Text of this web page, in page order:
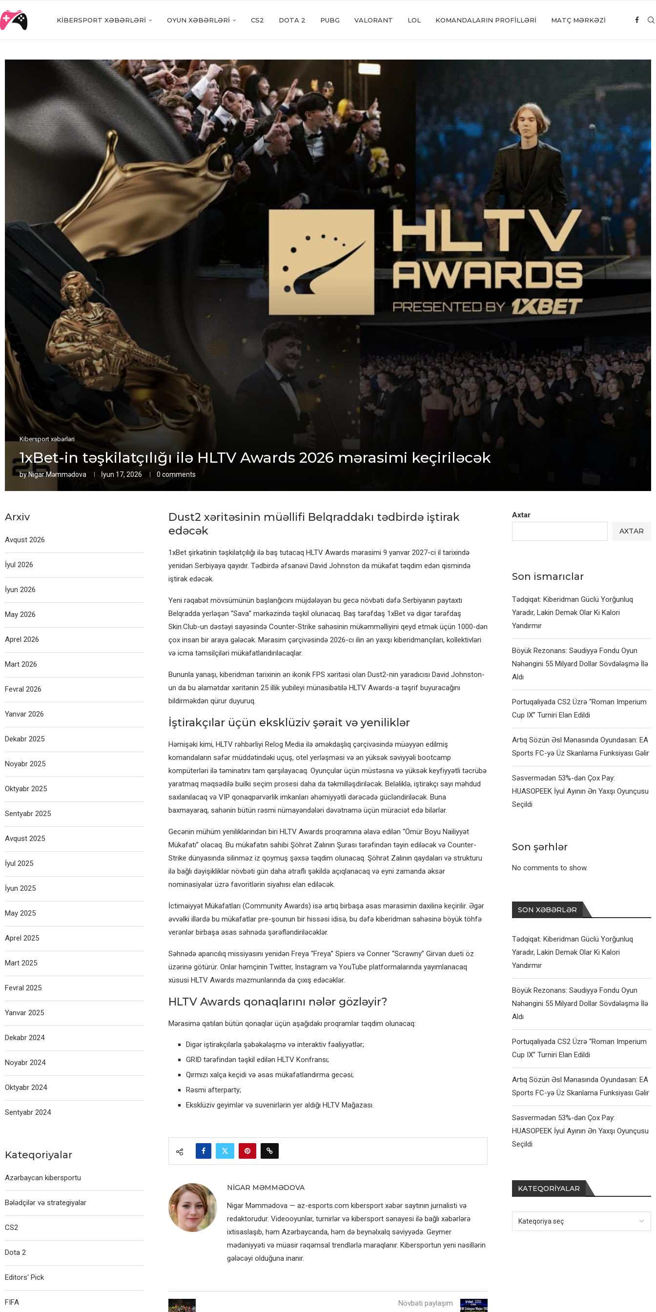
KIBERSPORT XƏBƏRLƏRI OYUN XƏBƏRLƏRI CS2 DOTA 2 PUBG VALORANT LOL KOMANDALARIN PROFILLƏRI MATÇ MƏRKƏZİ
Kibersport xəbərləri
1xBet-in təşkilatçılığı ilə HLTV Awards 2026 mərasimi keçiriləcək
byNigar Məmmədova İyun 17, 2026 0 comments
Dust2 xəritəsinin müəllifi Belqraddakı tədbirdə iştirak
edəcək
1xBet şirkətinin təşkilatçılığı ilə baş tutacaq HLTV Awards mərasimi 9 yanvar 2027-ci il tarixində
yenidən Serbiyaya qayıdır. Tədbirdə əfsanəvi David Johnston da mükafat təqdim edən qismində
iştirak edəcək.
Yeni rəqabət mövsümünün başlanğıcını müjdələyən bu gecə növbəti dəfə Serbiyanın paytaxtı
Belqradda yerləşən “Sava” mərkəzində təşkil olunacaq. Baş tərəfdaş 1xBet və digər tərəfdaş
Skin.Club-un dəstəyi sayəsində Counter-Strike sahəsinin mükəmməlliyini qeyd etmək üçün 1000-dən
çox insan bir araya gələcək. Mərasim çərçivəsində 2026-cı ilin ən yaxşı kiberidmançıları, kollektivləri
və icma təmsilçiləri mükafatlandırılacaqlar.
Bununla yanaşı, kiberidman tarixinin ən ikonik FPS xəritəsi olan Dust2-nin yaradıcısı David Johnston-
un da bu əlamətdar xəritənin 25 illik yubileyi münasibətilə HLTV Awards-a təşrif buyuracağını
bildirməkdən qürur duyuruq.
İştirakçılar üçün eksklüziv şərait və yeniliklər
Həmişəki kimi, HLTV rəhbərliyi Relog Media ilə əməkdaşlıq çərçivəsində müəyyən edilmiş
komandaların səfər müddətindəki uçuş, otel yerləşməsi və ən yüksək səviyyəli bootcamp
kompüterləri ilə təminatını tam qarşılayacaq. Oyunçular üçün müstəsna və yüksək keyfiyyətli təcrübə
yaratmaq məqsədilə builki seçim prosesi daha da təkmilləşdiriləcək. Beləliklə, iştirakçı sayı məhdud
saxlanılacaq və VIP qonaqpərvərlik imkanları əhəmiyyətli dərəcədə gücləndiriləcək. Buna
baxmayaraq, sahənin bütün rəsmi nümayəndələri dəvətnamə üçün müraciət edə bilərlər.
Gecənin mühüm yeniliklərindən biri HLTV Awards proqramına əlavə edilən “Ömür Boyu Nailiyyət
Mükafatı” olacaq. Bu mükafatın sahibi Şöhrət Zalının Şurası tərəfindən təyin ediləcək və Counter-
Strike dünyasında silinməz iz qoymuş şəxsə təqdim olunacaq. Şöhrət Zalının qaydaları və strukturu
ilə bağlı dəyişikliklər növbəti gün daha ətraflı şəkildə açıqlanacaq və eyni zamanda əksər
nominasiyalar üzrə favoritlərin siyahısı elan ediləcək.
İctimaiyyət Mükafatları (Community Awards) isə artıq birbaşa əsas mərasimin daxilinə keçirilir. Əgər
əvvəlki illərdə bu mükafatlar pre-şounun bir hissəsi idisə, bu dəfə kiberidman sahəsinə böyük töhfə
verənlər birbaşa əsas səhnədə şərəfləndiriləcəklər.
Səhnədə aparıcılıq missiyasını yenidən Freya “Freya” Spiers və Conner “Scrawny” Girvan dueti öz
üzərinə götürür. Onlar həmçinin Twitter, Instagram və YouTube platformalarında yayımlanacaq
xüsusi HLTV Awards məzmunlarında da çıxış edəcəklər.
HLTV Awards qonaqlarını nələr gözləyir?
Mərasimə qatılan bütün qonaqlar üçün aşağıdakı proqramlar təqdim olunacaq:
Digər iştirakçılarla şəbəkələşmə və interaktiv fəaliyyətlər;
GRID tərəfindən təşkil edilən HLTV Konfransı;
Qırmızı xalça keçidi və əsas mükafatlandırma gecəsi;
Rəsmi afterparty;
Eksklüziv geyimlər və suvenirlərin yer aldığı HLTV Mağazası.
NIGAR MƏMMƏDOVA
Nigar Məmmədova — az-esports.com kibersport xəbər saytının jurnalisti və
redaktorudur. Videooyunlar, turnirlər və kibersport sənayesi ilə bağlı xəbərlərə
ixtisaslaşıb, həm Azərbaycanda, həm də beynəlxalq səviyyədə. Geymer
mədəniyyəti və müasir rəqəmsal trendlərlə maraqlanır. Kibersportun yeni nəsillərin
gələcəyi olduğuna inanır.
Növbəti paylaşım
Axtar
AXTAR
Son ismarıclar
Tədqiqat: Kiberidman Güclü Yorğunluq
Yaradır, Lakin Demək Olar Ki Kalori
Yandırmır
Böyük Rezonans: Səudiyyə Fondu Oyun
Nəhəngini 55 Milyard Dollar Sövdələşmə İlə
Aldı
Portuqaliyada CS2 Üzrə “Roman Imperium
Cup IX” Turniri Elan Edildi
Artıq Sözün Əsl Mənasında Oyundasan: EA
Sports FC-yə Üz Skanlama Funksiyası Gəlir
Səsvermədən 53%-dən Çox Pay:
HUASOPEEK İyul Ayının Ən Yaxşı Oyunçusu
Seçildi
Son şərhlər
No comments to show.
SON XƏBƏRLƏR
Tədqiqat: Kiberidman Güclü Yorğunluq
Yaradır, Lakin Demək Olar Ki Kalori
Yandırmır
Böyük Rezonans: Səudiyyə Fondu Oyun
Nəhəngini 55 Milyard Dollar Sövdələşmə İlə
Aldı
Portuqaliyada CS2 Üzrə “Roman Imperium
Cup IX” Turniri Elan Edildi
Artıq Sözün Əsl Mənasında Oyundasan: EA
Sports FC-yə Üz Skanlama Funksiyası Gəlir
Səsvermədən 53%-dən Çox Pay:
HUASOPEEK İyul Ayının Ən Yaxşı Oyunçusu
Seçildi
KATEQORIYALAR
Arxiv
Avqust 2026
İyul 2026
İyun 2026
May 2026
Aprel 2026
Mart 2026
Fevral 2026
Yanvar 2026
Dekabr 2025
Noyabr 2025
Oktyabr 2025
Sentyabr 2025
Avqust 2025
İyul 2025
İyun 2025
May 2025
Aprel 2025
Mart 2025
Fevral 2025
Yanvar 2025
Dekabr 2024
Noyabr 2024
Oktyabr 2024
Sentyabr 2024
Kateqoriyalar
Azərbaycan kibersportu
Bələdçilər və strategiyalar
CS2
Dota 2
Editors' Pick
FIFA